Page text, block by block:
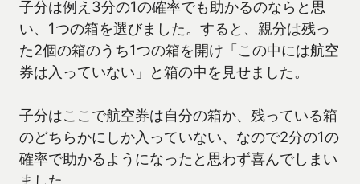
子分は例え3分の1の確率でも助かるのならと思
い、1つの箱を選びました。すると、親分は残っ
た2個の箱のうち1つの箱を開け「この中には航空
券は入っていない」と箱の中を見せました。
子分はここで航空券は自分の箱か、残っている箱
のどちらかにしか入っていない、なので2分の1の
確率で助かるようになったと思わず喜んでしまい
ました。